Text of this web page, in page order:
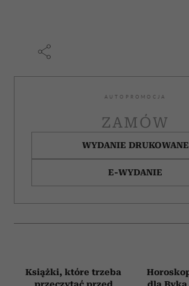
AUTOPROMOCJA
ZAMÓW
WYDANIE DRUKOWANE
E-WYDANIE